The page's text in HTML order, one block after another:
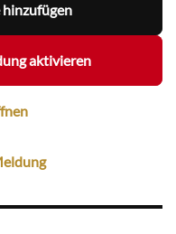
hinzufügen
aktivieren